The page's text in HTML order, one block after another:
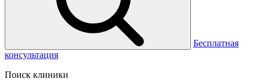
Бесплатная
консультация
Поиск клиники